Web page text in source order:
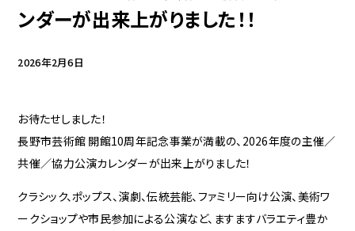
ンダーが出来上がりました！！
2026年2月6日
お待たせしました！
長野市芸術館 開館10周年記念事業が満載の、2026年度の主催／
共催／協力公演カレンダーが出来上がりました！
クラシック、ポップス、演劇、伝統芸能、ファミリー向け公演、美術ワ
ークショップや市民参加による公演など、ますますバラエティ豊か